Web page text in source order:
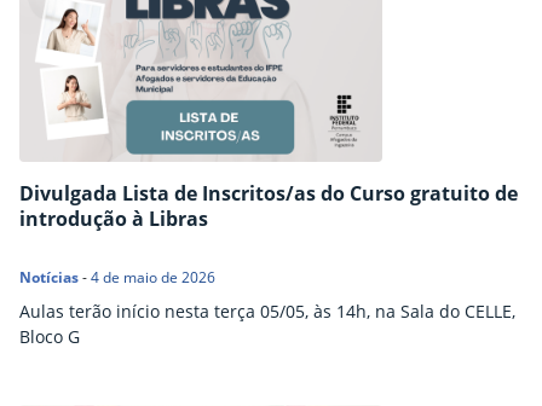
Divulgada Lista de Inscritos/as do Curso gratuito de
introdução à Libras
Notícias-4 de maio de 2026
Aulas terão início nesta terça 05/05, às 14h, na Sala do CELLE,
Bloco G